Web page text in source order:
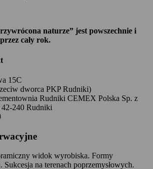
naturze” jest powszechnie i
cały rok.
15C
dworca PKP Rudniki)
Rudniki CEMEX Polska Sp. z
240 Rudniki
widok wyrobiska. Formy
Sukcesja na terenach poprzemysłowych.